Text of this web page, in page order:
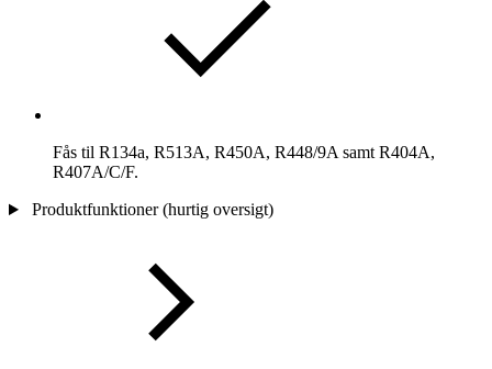
Fås til R134a, R513A, R450A, R448/9A samt R404A,
R407A/C/F.
Produktfunktioner (hurtig oversigt)